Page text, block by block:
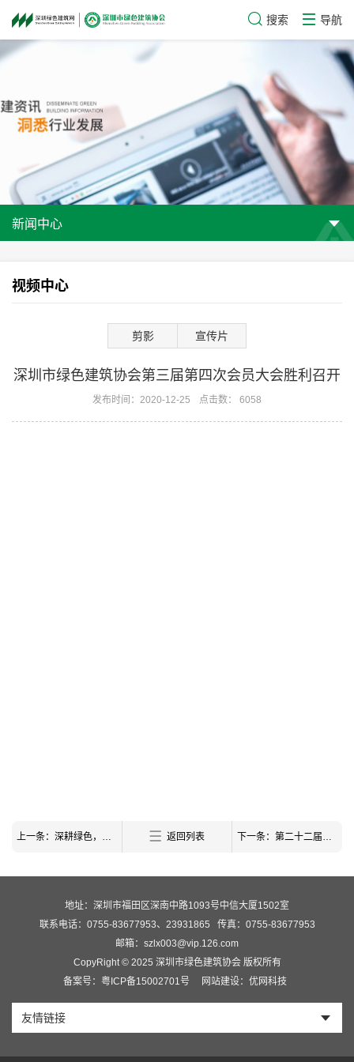
搜索 导航
新闻中心
视频中心
剪影 宣传片
深圳市绿色建筑协会第三届第四次会员大会胜利召开
发布时间：2020-12-25 点击数： 6058
上一条：深耕绿色，零碳未来——深圳组团参加第十七届绿博会 返回列表 下一条：第二十二届高交会建筑科技创新展
地址：深圳市福田区深南中路1093号中信大厦1502室
联系电话：0755-83677953、23931865
传真：0755-83677953
邮箱：szlx003@vip.126.com
CopyRight © 2025 深圳市绿色建筑协会 版权所有
备案号：粤ICP备15002701号
网站建设：优网科技
友情链接